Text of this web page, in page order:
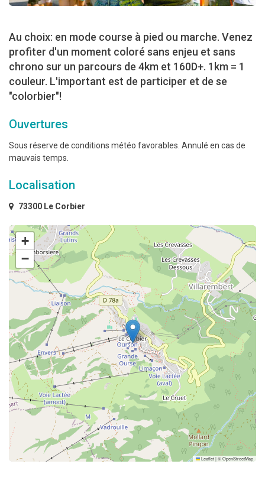
Au choix: en mode course à pied ou marche. Venez
profiter d'un moment coloré sans enjeu et sans
chrono sur un parcours de 4km et 160D+. 1km = 1
couleur. L'important est de participer et de se
"colorbier"!
Ouvertures
Sous réserve de conditions météo favorables. Annulé en cas de
mauvais temps.
Localisation
73300 Le Corbier
+
−
Leaflet|©OpenStreetMap